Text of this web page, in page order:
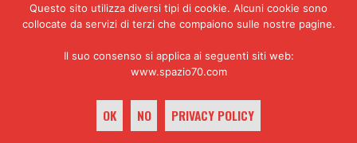
Procura della Repubblica presso il Tribunale di
Roma, Ercole Orlandi, 1 dicembre 1987
Queste parole sono molto
importanti. Perché smentiscono le
affermazioni circolate in questi
giorni su alcune testate, secondo
le qualiMeneguzziavrebbe detto
Questo sito utilizza diversi tipi di cookie. Alcuni cookie sono
collocate da servizi di terzi che compaiono sulle nostre pagine.
Il suo consenso si applica ai seguenti siti web:
www.spazio70.com
OK NO PRIVACY POLICY